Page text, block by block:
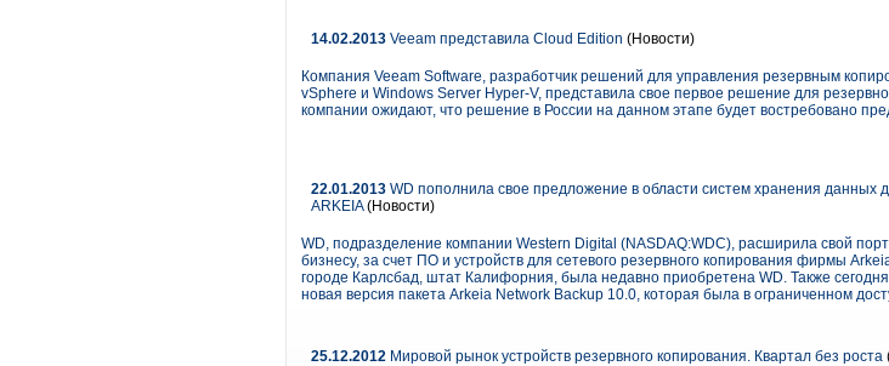
14.02.2013 Veeam представила Cloud Edition (Новости)
Компания Veeam Software, разработчик решений для управления резервным
vSphere и Windows Server Hyper-V, представила свое первое решение для
компании ожидают, что решение в России на данном этапе будет востребовано
22.01.2013 WD пополнила свое предложение в области систем хранения
ARKEIA(Новости)
WD, подразделение компании Western Digital (NASDAQ:WDC), расширила свой
бизнесу, за счет ПО и устройств для сетевого резервного копирования фирмы
городе Карлсбад, штат Калифорния, была недавно приобретена WD. Также
новая версия пакета Arkeia Network Backup 10.0, которая была в ограниченном
25.12.2012 Мировой рынок устройств резервного копирования. Квартал без роста